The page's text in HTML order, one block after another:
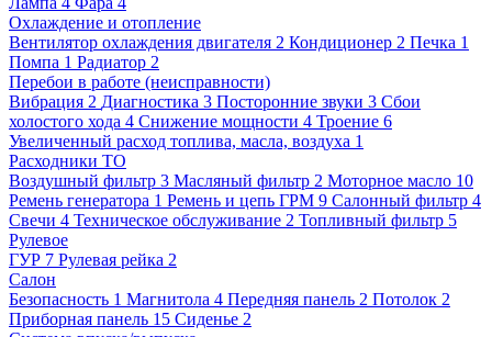
Охлаждение и отопление
Вентилятор охлаждения двигателя 2 Кондиционер 2 Печка 1
Помпа 1 Радиатор 2
Перебои в работе (неисправности)
Вибрация 2 Диагностика 3 Посторонние звуки 3 Сбои
холостого хода 4 Снижение мощности 4 Троение 6
Увеличенный расход топлива, масла, воздуха 1
Расходники ТО
Воздушный фильтр 3 Масляный фильтр 2 Моторное масло 10
Ремень генератора 1 Ремень и цепь ГРМ 9 Салонный фильтр 4
Свечи 4 Техническое обслуживание 2 Топливный фильтр 5
Рулевое
ГУР 7 Рулевая рейка 2
Салон
Безопасность 1 Магнитола 4 Передняя панель 2 Потолок 2
Приборная панель 15 Сиденье 2